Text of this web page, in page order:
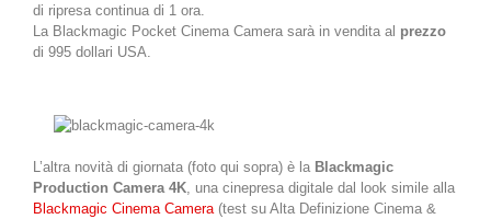
di ripresa continua di 1 ora.
La Blackmagic Pocket Cinema Camera sarà in vendita al prezzo
di 995 dollari USA.
L’altra novità di giornata (foto qui sopra) è la Blackmagic
Production Camera 4K , una cinepresa digitale dal look simile alla
Blackmagic Cinema Camera (test su Alta Definizione Cinema &